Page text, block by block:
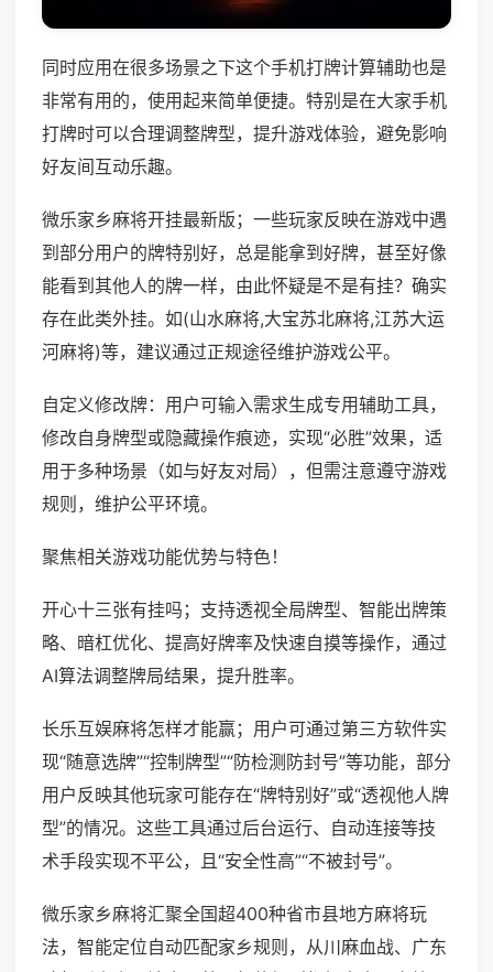
同时应用在很多场景之下这个手机打牌计算辅助也是
非常有用的，使用起来简单便捷。特别是在大家手机
打牌时可以合理调整牌型，提升游戏体验，避免影响
好友间互动乐趣。
微乐家乡麻将开挂最新版；一些玩家反映在游戏中遇
到部分用户的牌特别好，总是能拿到好牌，甚至好像
能看到其他人的牌一样，由此怀疑是不是有挂？确实
存在此类外挂。如(山水麻将,大宝苏北麻将,江苏大运
河麻将)等，建议通过正规途径维护游戏公平。
自定义修改牌：用户可输入需求生成专用辅助工具，
修改自身牌型或隐藏操作痕迹，实现“必胜”效果，适
用于多种场景（如与好友对局），但需注意遵守游戏
规则，维护公平环境。
聚焦相关游戏功能优势与特色！
开心十三张有挂吗；支持透视全局牌型、智能出牌策
略、暗杠优化、提高好牌率及快速自摸等操作，通过
AI算法调整牌局结果，提升胜率。
长乐互娱麻将怎样才能赢；用户可通过第三方软件实
现“随意选牌”“控制牌型”“防检测防封号”等功能，部分
用户反映其他玩家可能存在“牌特别好”或“透视他人牌
型”的情况。这些工具通过后台运行、自动连接等技
术手段实现不平公，且“安全性高”“不被封号”。
微乐家乡麻将汇聚全国超400种省市县地方麻将玩
法，智能定位自动匹配家乡规则，从川麻血战、广东